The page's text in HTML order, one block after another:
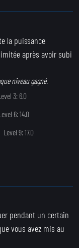
la puissance
après avoir subi
niveau gagné.
3: 6.0
6: 14.0
Level 9: 17.0
pendant un certain
vous avez mis au